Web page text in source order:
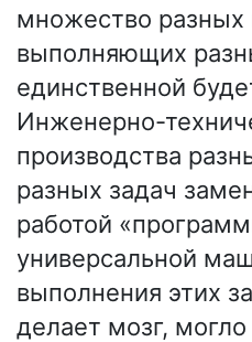
множество
выполняющих
единственной
Инженерно-
производства
разных задач
работой
универсальной
выполнения этих
делает мозг,